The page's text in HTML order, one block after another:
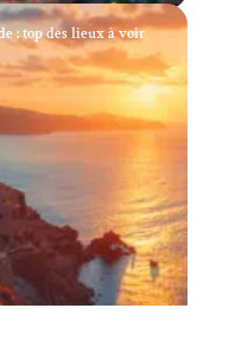
: top des lieux à voir